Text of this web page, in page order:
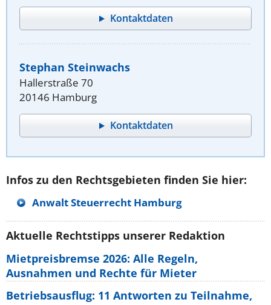
Kontaktdaten
Stephan Steinwachs
Hallerstraße 70
20146 Hamburg
Kontaktdaten
Infos zu den Rechtsgebieten finden Sie hier:
Anwalt Steuerrecht Hamburg
Aktuelle Rechtstipps unserer Redaktion
Mietpreisbremse 2026: Alle Regeln,
Ausnahmen und Rechte für Mieter
Betriebsausflug: 11 Antworten zu Teilnahme,